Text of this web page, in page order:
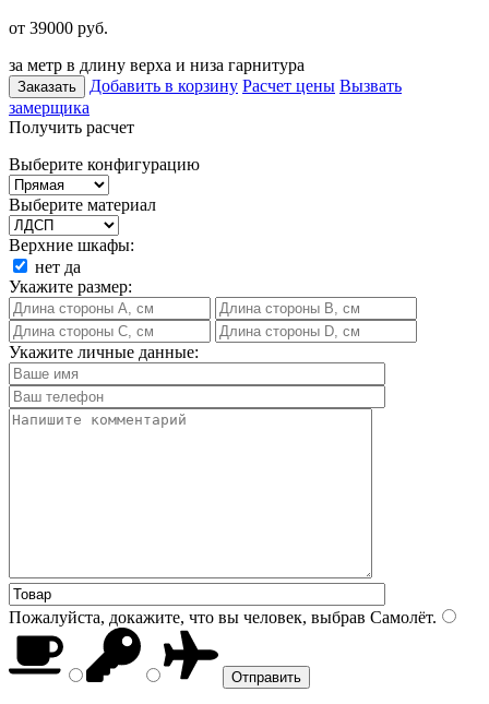
от 39000 руб.
за метр в длину верха и низа гарнитура
Заказать Добавить в корзину Расчет цены Вызвать
замерщика
Получить расчет
Выберите конфигурацию
Выберите материал
Верхние шкафы:
нет да
Укажите размер:
Укажите личные данные:
Пожалуйста, докажите, что вы человек, выбрав Самолёт.